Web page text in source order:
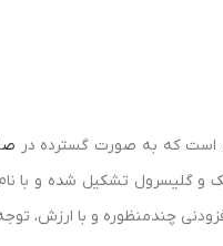
که به صورت گسترده در
گلیسرول تشکیل شده و با
چندمنظوره و با ارزش،